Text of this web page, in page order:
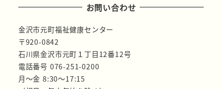
お問い合わせ
金沢市元町福祉健康センター
〒920-0842
石川県金沢市元町１丁目12番12号
電話番号 076-251-0200
月～金 8:30～17:15